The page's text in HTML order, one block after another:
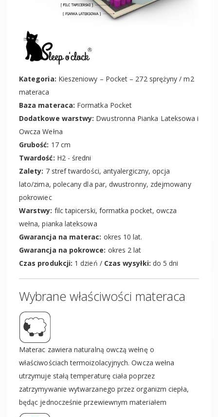
Kategoria: Kieszeniowy – Pocket – 272 sprężyny / m2
materaca
Baza materaca: Formatka Pocket
Dodatkowe warstwy: Dwustronna Pianka Lateksowa i
Owcza Wełna
Grubość: 17 cm
Twardość: H2 - średni
Zalety: 7 stref twardości, antyalergiczny, opcja
lato/zima, polecany dla par, dwustronny, zdejmowany
pokrowiec
Warstwy: filc tapicerski, formatka pocket, owcza
wełna, pianka lateksowa
Gwarancja na materac: okres 10 lat.
Gwarancja na pokrowce: okres 2 lat
Czas produkcji: 1 dzień / Czas wysyłki: do 5 dni
Wybrane właściwości materaca
Materac zawiera naturalną owczą wełnę o
właściwościach termoizolacyjnych. Owcza wełna
utrzymuje stałą temperaturę ciała poprzez
zatrzymywanie wytwarzanego przez organizm ciepła,
będąc jednocześnie przewiewnym materiałem